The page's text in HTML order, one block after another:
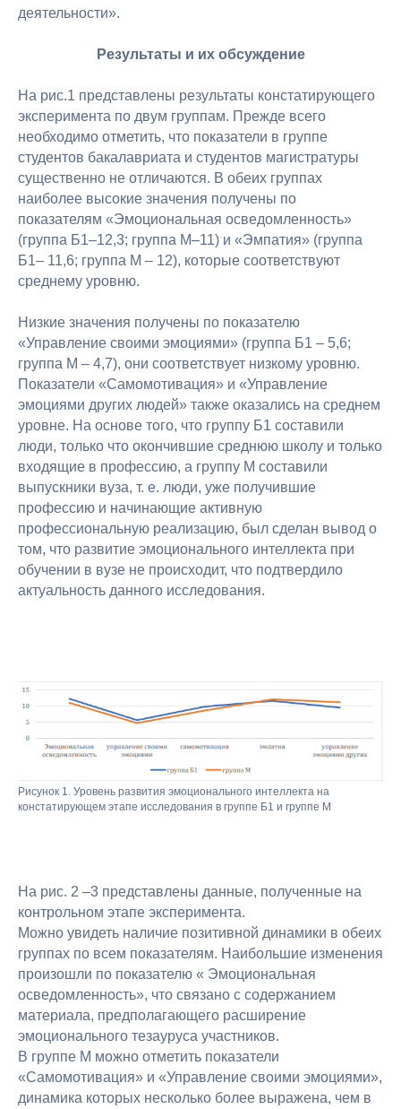
деятельности».
Результаты и их обсуждение
На рис.1 представлены результаты констатирующего
эксперимента по двум группам. Прежде всего
необходимо отметить, что показатели в группе
студентов бакалавриата и студентов магистратуры
существенно не отличаются. В обеих группах
наиболее высокие значения получены по
показателям «Эмоциональная осведомленность»
(группа Б1–12,3; группа М–11) и «Эмпатия» (группа
Б1– 11,6; группа М – 12), которые соответствуют
среднему уровню.
Низкие значения получены по показателю
«Управление своими эмоциями» (группа Б1 – 5,6;
группа М – 4,7), они соответствует низкому уровню.
Показатели «Самомотивация» и «Управление
эмоциями других людей» также оказались на среднем
уровне. На основе того, что группу Б1 составили
люди, только что окончившие среднюю школу и только
входящие в профессию, а группу М составили
выпускники вуза, т. е. люди, уже получившие
профессию и начинающие активную
профессиональную реализацию, был сделан вывод о
том, что развитие эмоционального интеллекта при
обучении в вузе не происходит, что подтвердило
актуальность данного исследования.
Рисунок 1. Уровень развития эмоционального интеллекта на
констатирующем этапе исследования в группе Б1 и группе М
На рис. 2 –3 представлены данные, полученные на
контрольном этапе эксперимента.
Можно увидеть наличие позитивной динамики в обеих
группах по всем показателям. Наибольшие изменения
произошли по показателю « Эмоциональная
осведомленность», что связано с содержанием
материала, предполагающего расширение
эмоционального тезауруса участников.
В группе М можно отметить показатели
«Самомотивация» и «Управление своими эмоциями»,
динамика которых несколько более выражена, чем в